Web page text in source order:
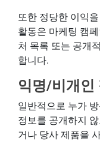
또한 정당한 이익
활동은 마케팅 캠
처 목록 또는 공개
합니다.
익명/비개인
일반적으로 누가
정보를 공개하지
거나 당사 제품을